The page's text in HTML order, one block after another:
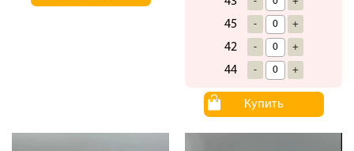
45 - +
42 - +
44 - +
Купить